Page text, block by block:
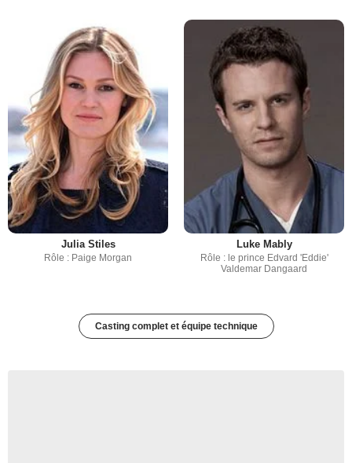
Julia Stiles
Rôle : Paige Morgan
Luke Mably
Rôle : le prince Edvard 'Eddie'
Valdemar Dangaard
Casting complet et équipe technique